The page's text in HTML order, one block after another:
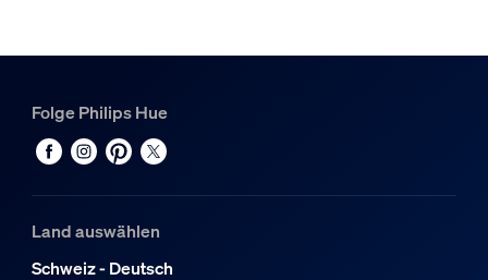
Folge Philips Hue
Land auswählen
Schweiz - Deutsch